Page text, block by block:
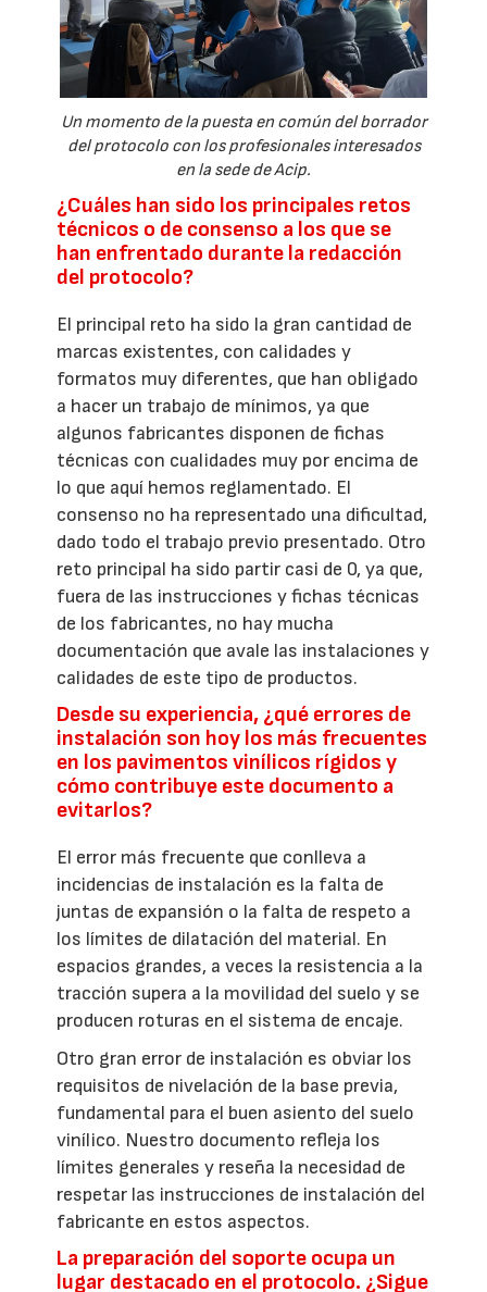
Un momento de la puesta en común del borrador
del protocolo con los profesionales interesados
en la sede de Acip.
¿Cuáles han sido los principales retos
técnicos o de consenso a los que se
han enfrentado durante la redacción
del protocolo?
El principal reto ha sido la gran cantidad de
marcas existentes, con calidades y
formatos muy diferentes, que han obligado
a hacer un trabajo de mínimos, ya que
algunos fabricantes disponen de fichas
técnicas con cualidades muy por encima de
lo que aquí hemos reglamentado. El
consenso no ha representado una dificultad,
dado todo el trabajo previo presentado. Otro
reto principal ha sido partir casi de 0, ya que,
fuera de las instrucciones y fichas técnicas
de los fabricantes, no hay mucha
documentación que avale las instalaciones y
calidades de este tipo de productos.
Desde su experiencia, ¿qué errores de
instalación son hoy los más frecuentes
en los pavimentos vinílicos rígidos y
cómo contribuye este documento a
evitarlos?
El error más frecuente que conlleva a
incidencias de instalación es la falta de
juntas de expansión o la falta de respeto a
los límites de dilatación del material. En
espacios grandes, a veces la resistencia a la
tracción supera a la movilidad del suelo y se
producen roturas en el sistema de encaje.
Otro gran error de instalación es obviar los
requisitos de nivelación de la base previa,
fundamental para el buen asiento del suelo
vinílico. Nuestro documento refleja los
límites generales y reseña la necesidad de
respetar las instrucciones de instalación del
fabricante en estos aspectos.
La preparación del soporte ocupa un
lugar destacado en el protocolo. ¿Sigue